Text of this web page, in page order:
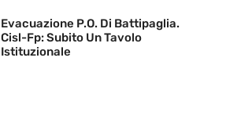
Evacuazione P.O. Di Battipaglia.
Cisl-Fp: Subito Un Tavolo
Istituzionale